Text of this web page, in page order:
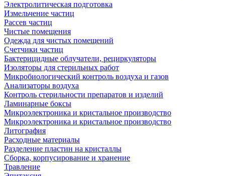
Электролитическая подготовка
Измельчение частиц
Рассев частиц
Чистые помещения
Одежда для чистых помещений
Счетчики частиц
Бактерицидные облучатели, рециркуляторы
Изоляторы для стерильных работ
Микробиологический контроль воздуха и газов
Анализаторы воздуха
Контроль стерильности препаратов и изделий
Ламинарные боксы
Микроэлектроника и кристальное производство
Микроэлектроника и кристальное производство
Литография
Расходные материалы
Разделение пластин на кристаллы
Сборка, корпусирование и хранение
Травление